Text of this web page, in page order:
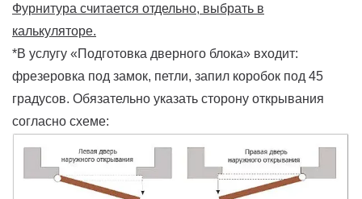
Фурнитура считается отдельно, выбрать в
калькуляторе.
*В услугу «Подготовка дверного блока» входит:
фрезеровка под замок, петли, запил коробок под 45
градусов. Обязательно указать сторону открывания
согласно схеме: